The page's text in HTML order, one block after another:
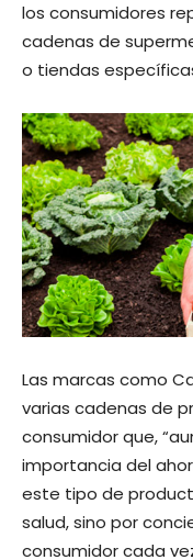
los consumidores
cadenas de
o tiendas
Las marcas como
varias cadenas de
consumidor que,
importancia del
este tipo de
salud, sino por
consumidor cada